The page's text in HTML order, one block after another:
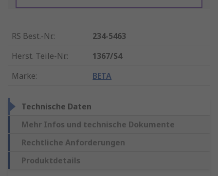
RS Best.-Nr.:
234-5463
Herst. Teile-Nr.:
1367/S4
Marke: BETA
Technische Daten
Mehr Infos und technische Dokumente
Rechtliche Anforderungen
Produktdetails